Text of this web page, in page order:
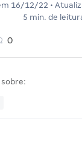
16/12/22 •
5 min. de
0
sobre: